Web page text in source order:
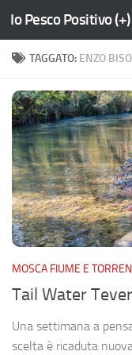
Salta al contenuto
Io Pesco Positivo (+)
TAGGATO: ENZO
MOSCA FIUME E
Tail Water
Una settimana a
scelta è ricaduta